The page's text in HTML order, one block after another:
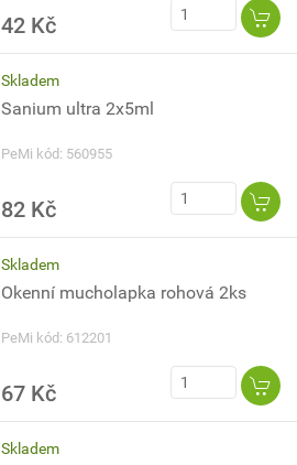
42 Kč
Skladem
Sanium ultra 2x5ml
PeMi kód: 560955
82 Kč
Skladem
Okenní mucholapka rohová 2ks
PeMi kód: 612201
67 Kč
Skladem